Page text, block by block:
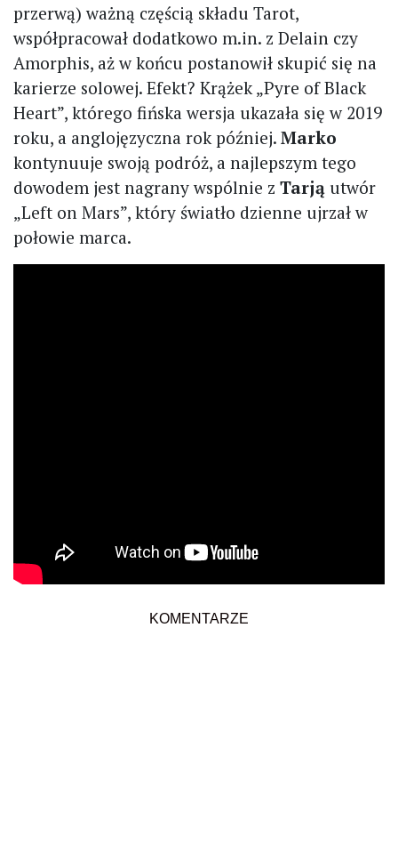
przerwą) ważną częścią składu Tarot,
współpracował dodatkowo m.in. z Delain czy
Amorphis, aż w końcu postanowił skupić się na
karierze solowej. Efekt? Krążek „Pyre of Black
Heart”, którego fińska wersja ukazała się w 2019
roku, a anglojęzyczna rok później. Marko
kontynuuje swoją podróż, a najlepszym tego
dowodem jest nagrany wspólnie z Tarją utwór
„Left on Mars”, który światło dzienne ujrzał w
połowie marca.
KOMENTARZE